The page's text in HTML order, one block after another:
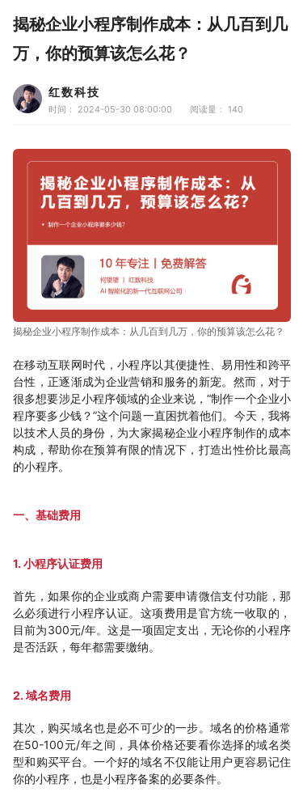
揭秘企业小程序制作成本：从几百到几
万，你的预算该怎么花？
红数科技
时间： 2024-05-30 08:00:00 阅读量： 140
揭秘企业小程序制作成本：从几百到几万，你的预算该怎么花？
在移动互联网时代，小程序以其便捷性、易用性和跨平
台性，正逐渐成为企业营销和服务的新宠。然而，对于
很多想要涉足小程序领域的企业来说，“制作一个企业小
程序要多少钱？”这个问题一直困扰着他们。今天，我将
以技术人员的身份，为大家揭秘企业小程序制作的成本
构成，帮助你在预算有限的情况下，打造出性价比最高
的小程序。
一、基础费用
1. 小程序认证费用
首先，如果你的企业或商户需要申请微信支付功能，那
么必须进行小程序认证。这项费用是官方统一收取的，
目前为300元/年。这是一项固定支出，无论你的小程序
是否活跃，每年都需要缴纳。
2. 域名费用
其次，购买域名也是必不可少的一步。域名的价格通常
在50-100元/年之间，具体价格还要看你选择的域名类
型和购买平台。一个好的域名不仅能让用户更容易记住
你的小程序，也是小程序备案的必要条件。